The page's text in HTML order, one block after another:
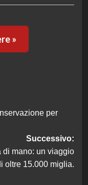
»
per
Successivo:
mano: un viaggio
oltre 15.000 miglia.